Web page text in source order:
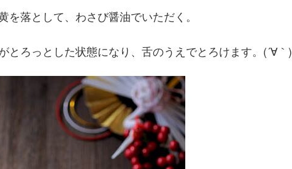
落として、わさび醤油でいただく。
とろっとした状態になり、舌のうえでとろけます。(´∀｀)